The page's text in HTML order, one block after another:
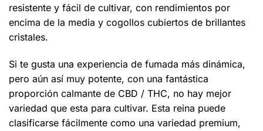
resistente y fácil de cultivar, con rendimientos por
encima de la media y cogollos cubiertos de brillantes
cristales.
Si te gusta una experiencia de fumada más dinámica,
pero aún así muy potente, con una fantástica
proporción calmante de CBD / THC, no hay mejor
variedad que esta para cultivar. Esta reina puede
clasificarse fácilmente como una variedad premium,